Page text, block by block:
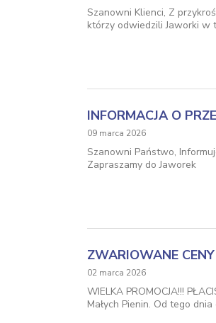
Szanowni Klienci, Z
którzy odwiedzili Jaworki w
INFORMACJA O
09 marca 2026
Szanowni Państwo,
Zapraszamy do Jaworek
ZWARIOWANE
02 marca 2026
WIELKA PROMOCJA!!!
Małych Pienin. Od tego